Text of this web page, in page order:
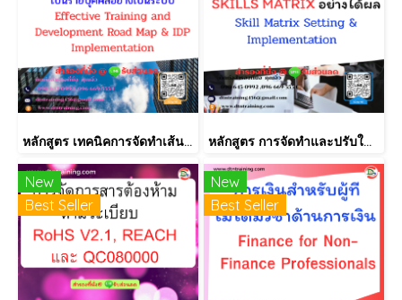
หลักสูตร เทคนิคการจัดทำเส้นทางการฝึกอบรม และการพัฒนาบุคลากร เป็นรายบุคคลอย่างเป็นระบบ Effective Training and Development Road Map & IDP Implementation หลักสูตร การจัดทำและปรับใช้ SKILLS MATRIX อย่างได้ผล Skill Matrix Setting & Implementation
New
Best Seller
New
Best Seller